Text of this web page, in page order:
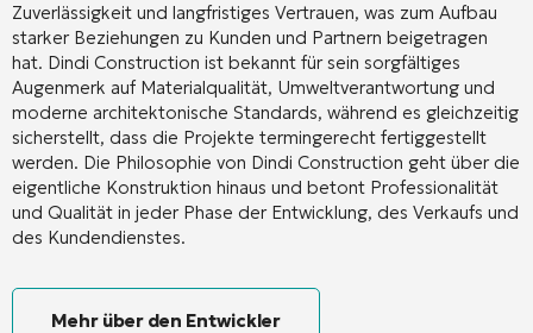
Zuverlässigkeit und langfristiges Vertrauen, was zum Aufbau
starker Beziehungen zu Kunden und Partnern beigetragen
hat. Dindi Construction ist bekannt für sein sorgfältiges
Augenmerk auf Materialqualität, Umweltverantwortung und
moderne architektonische Standards, während es gleichzeitig
sicherstellt, dass die Projekte termingerecht fertiggestellt
werden. Die Philosophie von Dindi Construction geht über die
eigentliche Konstruktion hinaus und betont Professionalität
und Qualität in jeder Phase der Entwicklung, des Verkaufs und
des Kundendienstes.
Mehr über den Entwickler